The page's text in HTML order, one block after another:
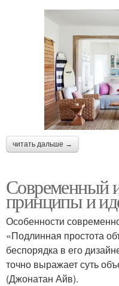
читать дальше →
Современный
принципы и
Особенности
«Подлинная простота
беспорядка в его
точно выражает суть
(Джонатан Айв).